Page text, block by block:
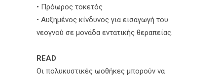
• Πρόωρος τοκετός
• Αυξημένος κίνδυνος για εισαγωγή του
νεογνού σε μονάδα εντατικής θεραπείας.
READ
Οι πολυκυστικές ωοθήκες μπορούν να